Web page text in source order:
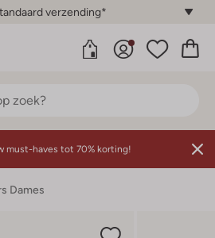
verzending*
must-haves tot 70% korting!
Dames